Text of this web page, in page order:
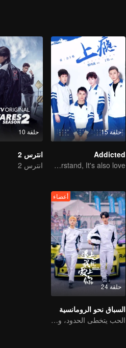
حلقة 15
Addicted
You don't understand, It's also love
حلقة 10
انترس 2
انترس 2
حلقة 24
أعضاء
السباق نحو الرومانسية
الحب يتخطى الحدود، والمجد متحد كشركاء